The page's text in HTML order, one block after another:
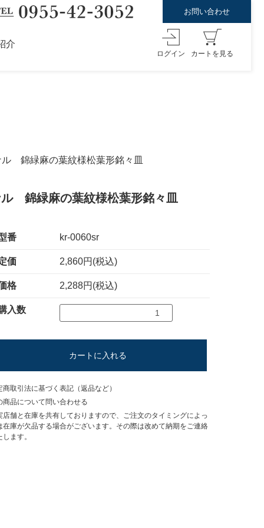
お問い合わせ
介
ログイン カートを見る
錦緑麻の葉紋様松葉形銘々皿
ル 錦緑麻の葉紋様松葉形銘々皿
番 kr-0060sr
価 2,860円(税込)
格 2,288円(税込)
入数
カートに入れる
商取引法に基づく表記（返品など）
商品について問い合わせる
舗と在庫を共有しておりますので、ご注文のタイミングによっ
在庫が欠品する場合がございます。その際は改めて納期をご連絡
します。